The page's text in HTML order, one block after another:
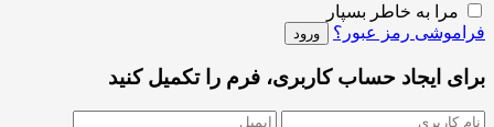
مرا به خاطر بسپار
فراموشی رمز عبور؟
برای ایجاد حساب کاربری، فرم را تکمیل کنید